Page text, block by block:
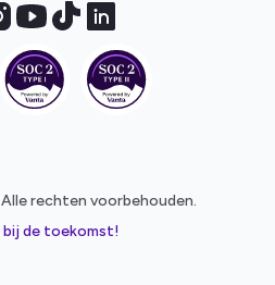
rechten voorbehouden.
bij de toekomst!